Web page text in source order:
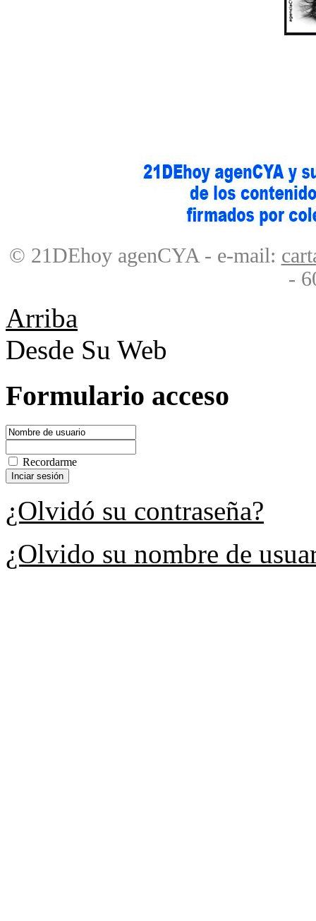
© 21DEhoy agenCYA - e-mail:
-
Arriba
Desde Su Web
Formulario acceso
Recordarme
¿Olvidó su contraseña?
¿Olvido su nombre de